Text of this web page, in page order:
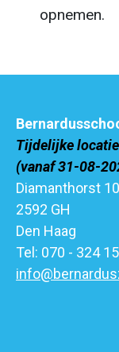
opnemen.
Tijdelijke
(vanaf 31-08-
Diamanthorst 10
2592 GH
Den Haag
Tel: 070 - 324